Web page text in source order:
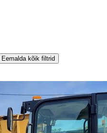
Eemalda kõik filtrid